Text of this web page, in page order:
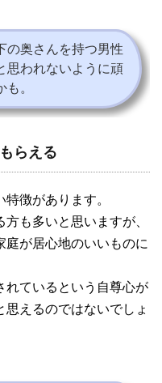
の奥さんを持つ男性
思われないように頑
。
らえる
徴があります。
も多いと思いますが、
庭が居心地のいいものに
れているという自尊心が
えるのではないでしょ